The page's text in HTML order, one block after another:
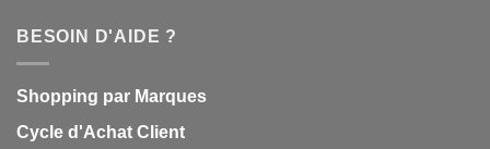
BESOIN D'AIDE ?
Shopping par Marques
Cycle d'Achat Client